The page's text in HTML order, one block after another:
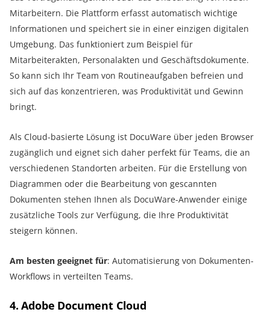
Mitarbeitern. Die Plattform erfasst automatisch wichtige
Informationen und speichert sie in einer einzigen digitalen
Umgebung. Das funktioniert zum Beispiel für
Mitarbeiterakten, Personalakten und Geschäftsdokumente.
So kann sich Ihr Team von Routineaufgaben befreien und
sich auf das konzentrieren, was Produktivität und Gewinn
bringt.
Als Cloud-basierte Lösung ist DocuWare über jeden Browser
zugänglich und eignet sich daher perfekt für Teams, die an
verschiedenen Standorten arbeiten. Für die Erstellung von
Diagrammen oder die Bearbeitung von gescannten
Dokumenten stehen Ihnen als DocuWare-Anwender einige
zusätzliche Tools zur Verfügung, die Ihre Produktivität
steigern können.
Am besten geeignet für: Automatisierung von Dokumenten-
Workflows in verteilten Teams.
4. Adobe Document Cloud